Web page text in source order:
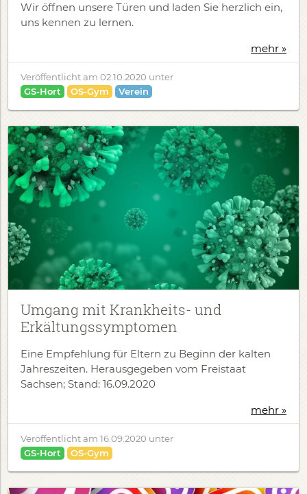
Wir öffnen unsere Türen und laden Sie herzlich ein,
uns kennen zu lernen.
mehr »
Veröffentlicht am 02.10.2020 unter
GS-Hort
OS-Gym Verein
Umgang mit Krankheits- und
Erkältungssymptomen
Eine Empfehlung für Eltern zu Beginn der kalten
Jahreszeiten. Herausgegeben vom Freistaat
Sachsen; Stand: 16.09.2020
mehr »
Veröffentlicht am 16.09.2020 unter
GS-Hort
OS-Gym